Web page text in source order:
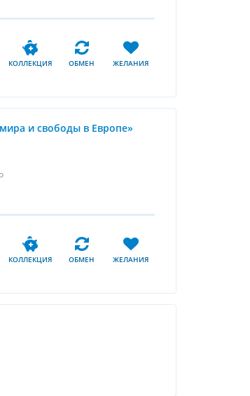
КОЛЛЕКЦИЯ ОБМЕН ЖЕЛАНИЯ
и свободы в Европе»
КОЛЛЕКЦИЯ ОБМЕН ЖЕЛАНИЯ